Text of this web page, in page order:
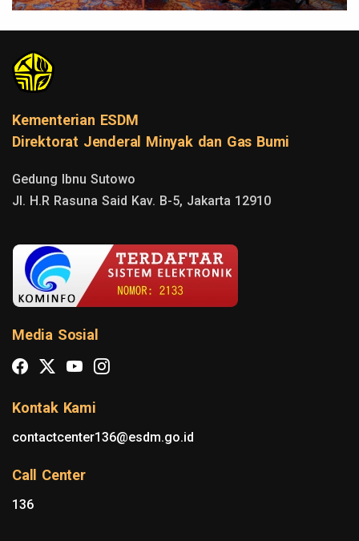
Kementerian ESDM
Direktorat Jenderal Minyak dan Gas Bumi
Gedung Ibnu Sutowo
Jl. H.R Rasuna Said Kav. B-5, Jakarta 12910
Media Sosial
Kontak Kami
contactcenter136@esdm.go.id
Call Center
136